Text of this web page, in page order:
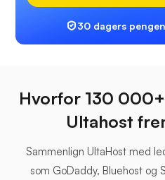
30 dagers
Hvorfor 130
Ultahost
Sammenlign UltaHost med
som GoDaddy, Bluehost og